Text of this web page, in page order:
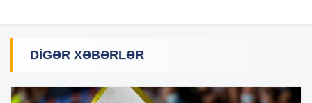
DIGƏR XƏBƏRLƏR